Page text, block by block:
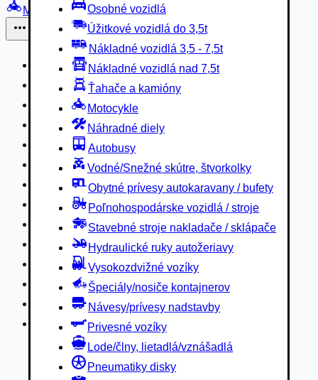
Osobné vozidlá
Úžitkové vozidlá do 3,5t
Nákladné vozidlá 3,5 - 7,5t
Nákladné vozidlá nad 7,5t
Ťahače a kamióny
Motocykle
Náhradné diely
Autobusy
Vodné/Snežné skútre, štvorkolky
Obytné prívesy autokaravany / bufety
Poľnohospodárske vozidlá / stroje
Stavebné stroje nakladače / sklápače
Hydraulické ruky autožeriavy
Vysokozdvižné vozíky
Špeciály/nosiče kontajnerov
Návesy/prívesy nadstavby
Privesné vozíky
Lode/člny, lietadlá/vznášadlá
Pneumatiky disky
Motocykle
Náhradné diely
Autobusy
Vodné/Snežné skútre, štvorkolky
Obytné prívesy autokaravany / bufety
Poľnohospodárske vozidlá / stroje
Stavebné stroje nakladače / sklápače
Hydraulické ruky autožeriavy
Vysokozdvižné vozíky
Špeciály/nosiče kontajnerov
Návesy/prívesy nadstavby
Privesné vozíky
Lode/člny, lietadlá/vznášadlá
Pneumatiky disky
Príslušenstvo, Oblečenie